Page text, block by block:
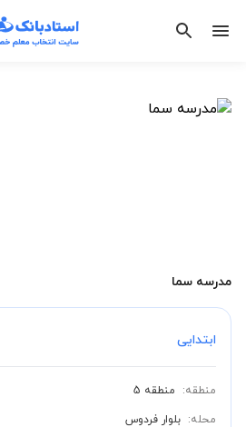
مدرسه سما
ابتدایی
منطقه:
منطقه 5
محله: بلوار فردوس